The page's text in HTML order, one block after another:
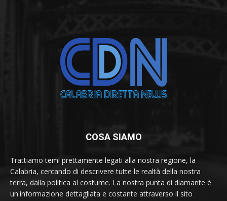
COSA SIAMO
Trattiamo temi prettamente legati alla nostra regione, la
Calabria, cercando di descrivere tutte le realtà della nostra
terra, dalla politica al costume. La nostra punta di diamante è
un'informazione dettagliata e costante attraverso il sito